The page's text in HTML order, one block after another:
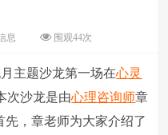
息 围观44次
主题沙龙第一场在心灵
次沙龙是由心理咨询师章
先，章老师为大家介绍了